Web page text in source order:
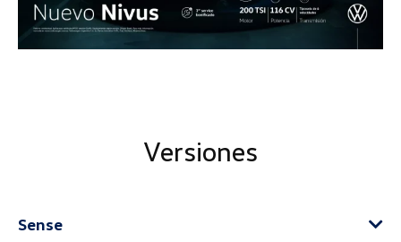
Versiones
Sense